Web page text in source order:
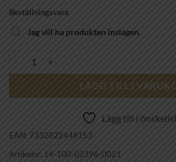
Beställningsvara
Jag vill ha produkten inslagen.
LÄGG TILL I
Lägg till i
EAN: 7332822448153
Artikelnr: 14-100-02396-0021